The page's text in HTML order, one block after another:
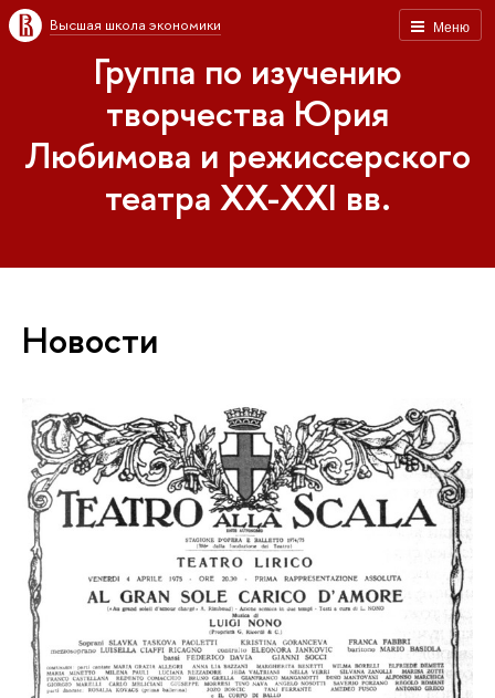
Меню
Высшая школа экономики
Группа по изучению
творчества Юрия
Любимова и режиссерского
театра XX-XXI вв.
Новости